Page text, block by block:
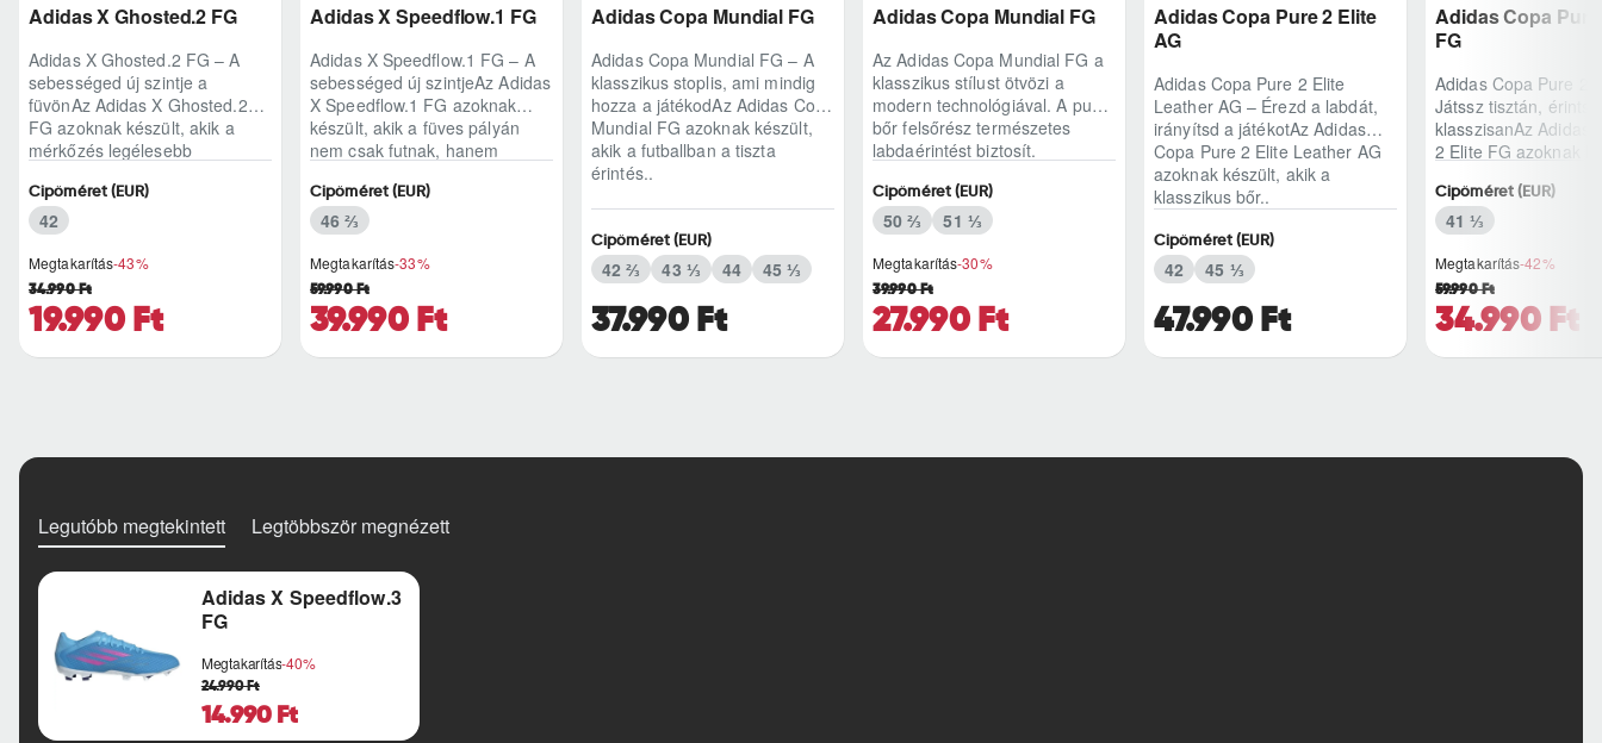
Adidas X Ghosted.2 FG
Adidas X Ghosted.2 FG – A
sebességed új szintje a
füvönAz Adidas X Ghosted.2
FG azoknak készült, akik a
mérkőzés legélesebb
Megtakarítás-43%
19.990 Ft
34.990 Ft
Cipőméret (EUR)
42
Adidas X Speedflow.1 FG
Adidas X Speedflow.1 FG – A
sebességed új szintjeAz Adidas
X Speedflow.1 FG azoknak
készült, akik a füves pályán
nem csak futnak, hanem
Megtakarítás-33%
39.990 Ft
59.990 Ft
Cipőméret (EUR)
46 ⅔
Adidas Copa Mundial FG
Adidas Copa Mundial FG – A
klasszikus stoplis, ami mindig
hozza a játékodAz Adidas Copa
Mundial FG azoknak készült,
akik a futballban a tiszta
érintés..
37.990 Ft
Cipőméret (EUR)
42 ⅔ 43 ⅓ 44 45 ⅓
Adidas Copa Mundial FG
Az Adidas Copa Mundial FG a
klasszikus stílust ötvözi a
modern technológiával. A puha
bőr felsőrész természetes
labdaérintést biztosít.
Megtakarítás-30%
27.990 Ft
39.990 Ft
Cipőméret (EUR)
50 ⅔ 51 ⅓
Adidas Copa Pure 2 Elite
AG
Adidas Copa Pure 2 Elite
Leather AG – Érezd a labdát,
irányítsd a játékotAz Adidas
Copa Pure 2 Elite Leather AG
azoknak készült, akik a
klasszikus bőr..
47.990 Ft
Cipőméret (EUR)
42 45 ⅓
Adidas Copa
FG
Adidas Copa Pure 2
Játssz tisztán, érints
klasszisanAz Adidas
2 Elite FG azoknak
éri..
Megtakarítás-42%
34.990 Ft
59.990 Ft
Cipőméret (EUR)
41 ⅓
Legutóbb megtekintett Legtöbbször megnézett
Adidas X Speedflow.3
FG
Megtakarítás-40%
14.990 Ft
24.990 Ft